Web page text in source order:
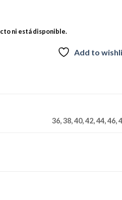
ni está disponible.
Add to
36, 38, 40, 42, 44, 46,